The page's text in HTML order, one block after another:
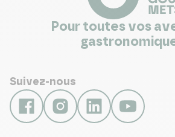
Pour toutes vos
Suivez-nous